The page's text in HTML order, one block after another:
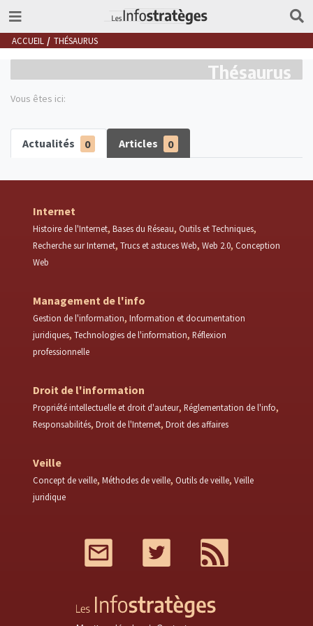
ACCUEIL THÉSAURUS
Thésaurus
Vous êtes ici:
Actualités 0 Articles 0
Internet
Histoire de l'Internet Bases du Réseau Outils et Techniques
Recherche sur Internet Trucs et astuces Web Web 2.0 Conception
Web
Management de l'info
Gestion de l'information Information et documentation
juridiques Technologies de l'information Réflexion
professionnelle
Droit de l'information
Propriété intellectuelle et droit d'auteur Réglementation de l'info
Responsabilités Droit de l'Internet Droit des affaires
Veille
Concept de veille Méthodes de veille Outils de veille Veille
juridique
Twitter